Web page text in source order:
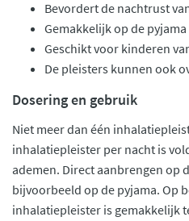
Bevordert de nachtrust
Gemakkelijk op de
Geschikt voor kinderen
De pleisters kunnen ook
Dosering en gebruik
Niet meer dan één
inhalatiepleister per nacht is
ademen. Direct aanbrengen op
bijvoorbeeld op de pyjama. Op
inhalatiepleister is gemakkelijk